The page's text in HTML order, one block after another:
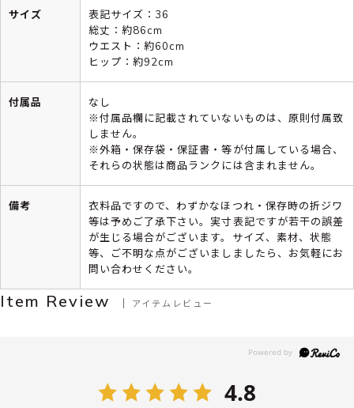
サイズ
表記サイズ：36
総丈：約86cm
ウエスト：約60cm
ヒップ：約92cm
付属品
なし
※付属品欄に記載されていないものは、原則付属致
しません。
※外箱・保存袋・保証書・等が付属している場合、
それらの状態は商品ランクには含まれません。
備考
衣料品ですので、わずかなほつれ・保存時の折ジワ
等は予めご了承下さい。実寸表記ですが若干の誤差
が生じる場合がございます。サイズ、素材、状態
等、ご不明な点がございましましたら、お気軽にお
問い合わせください。
Item Review アイテムレビュー
4.8